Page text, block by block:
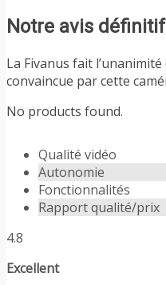
Notre avis
La Fivanus fait
convaincue par cette
No products found.
Qualité vidéo
Autonomie
Fonctionnalités
Rapport qualité/prix
4.8
Excellent